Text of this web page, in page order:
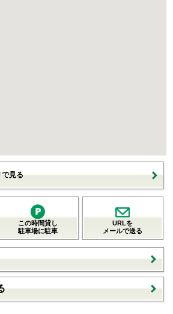
見る
この時間貸し
駐車場に駐車
URLを
メールで送る